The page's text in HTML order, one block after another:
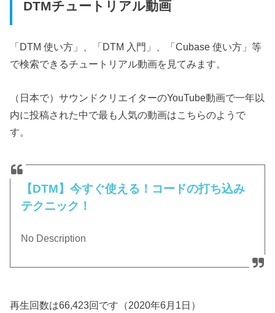
DTMチュートリアル動画
「DTM 使い方」、「DTM 入門」、「Cubase 使い方」等
で検索できるチュートリアル動画を見てみます。
（日本で）サウンドクリエイターのYouTube動画で一年以
内に投稿された中で最も人気の動画はこちらのようで
す。
【DTM】今すぐ使える！コードの打ち込み
テクニック！
No Description
再生回数は66,423回です（2020年6月1日）